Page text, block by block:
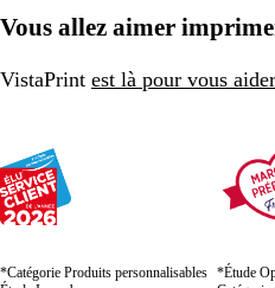
lala
Vous allez aimer
VistaPrint est là pour vous aider
*Catégorie Produits personnalisables *Étude